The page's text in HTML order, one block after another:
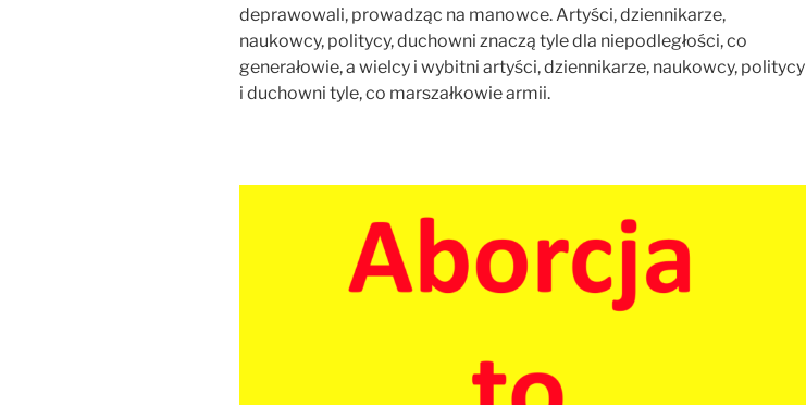
deprawowali, prowadząc na manowce. Artyści, dziennikarze,
naukowcy, politycy, duchowni znaczą tyle dla niepodległości, co
generałowie, a wielcy i wybitni artyści, dziennikarze, naukowcy, politycy
i duchowni tyle, co marszałkowie armii.